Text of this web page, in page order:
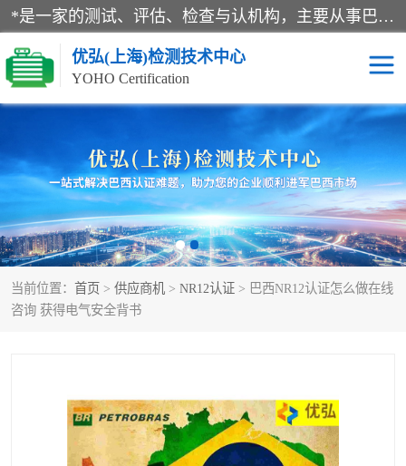
*是一家的测试、评估、检查与认机构，主要从事巴西NR10认证、NR12认证、NR13认证；ANATEL认证、INMTRO认证，欧盟CE认证：MD认证，PED认证，MID认证，ATEX认证，德国蓝色天使认证。
优弘(上海)检测技术中心
YOHO Certification
当前位置： 首页 > 供应商机 > NR12认证 > 巴西NR12认证怎么做在线
咨询 获得电气安全背书
RECYCLASS认证 NR10认证
NR12认证 NR13认证
ART认证 巴西NR认证
巴西认证 RETIE认证